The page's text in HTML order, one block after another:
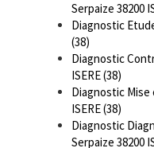
Serpaize 38200
Diagnostic
(38)
Diagnostic
ISERE (38)
Diagnostic Mise
ISERE (38)
Diagnostic
Serpaize 38200